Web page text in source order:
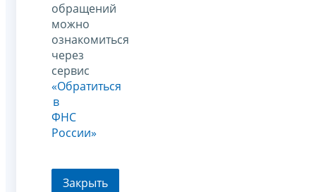
обращений
можно
ознакомиться
через
сервис
«Обратиться
в
ФНС
России»
Закрыть